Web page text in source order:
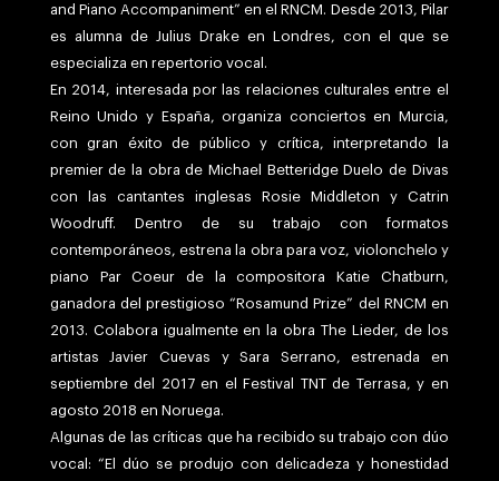
and Piano Accompaniment” en el RNCM. Desde 2013, Pilar
es alumna de Julius Drake en Londres, con el que se
especializa en repertorio vocal.
En 2014, interesada por las relaciones culturales entre el
Reino Unido y España, organiza conciertos en Murcia,
con gran éxito de público y crítica, interpretando la
premier de la obra de Michael Betteridge Duelo de Divas
con las cantantes inglesas Rosie Middleton y Catrin
Woodruff. Dentro de su trabajo con formatos
contemporáneos, estrena la obra para voz, violonchelo y
piano Par Coeur de la compositora Katie Chatburn,
ganadora del prestigioso “Rosamund Prize” del RNCM en
2013. Colabora igualmente en la obra The Lieder, de los
artistas Javier Cuevas y Sara Serrano, estrenada en
septiembre del 2017 en el Festival TNT de Terrasa, y en
agosto 2018 en Noruega.
Algunas de las críticas que ha recibido su trabajo con dúo
vocal: “El dúo se produjo con delicadeza y honestidad